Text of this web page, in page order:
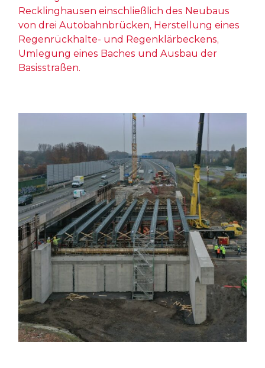
Recklinghausen einschließlich des Neubaus
von drei Autobahnbrücken, Herstellung eines
Regenrückhalte- und Regenklärbeckens,
Umlegung eines Baches und Ausbau der
Basisstraßen.